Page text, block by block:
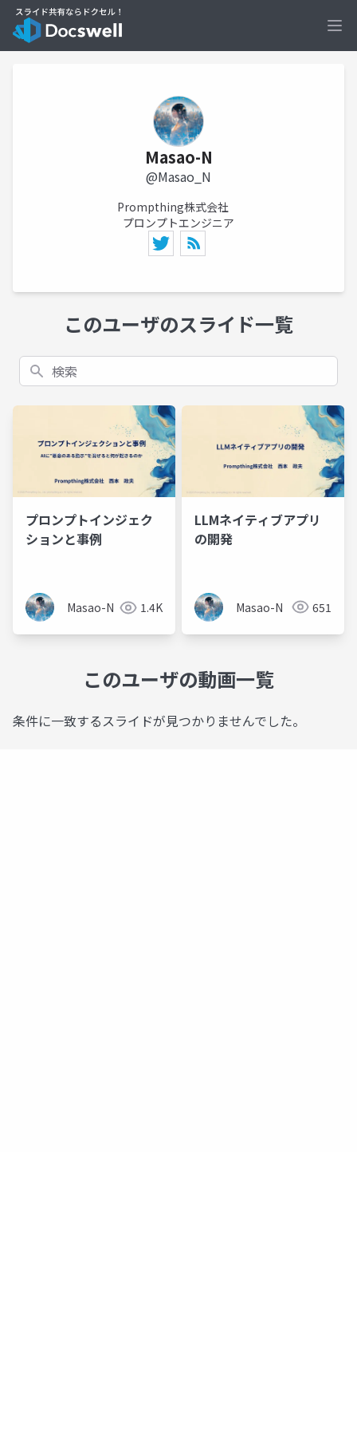
Masao-N
@Masao_N
Prompthing株式会社
プロンプトエンジニア
このユーザのスライド一覧
検索
プロンプトインジェク
ションと事例
Masao-N 1.4K
LLMネイティブアプリ
の開発
Masao-N 651
このユーザの動画一覧
条件に一致するスライドが見つかりませんでした。